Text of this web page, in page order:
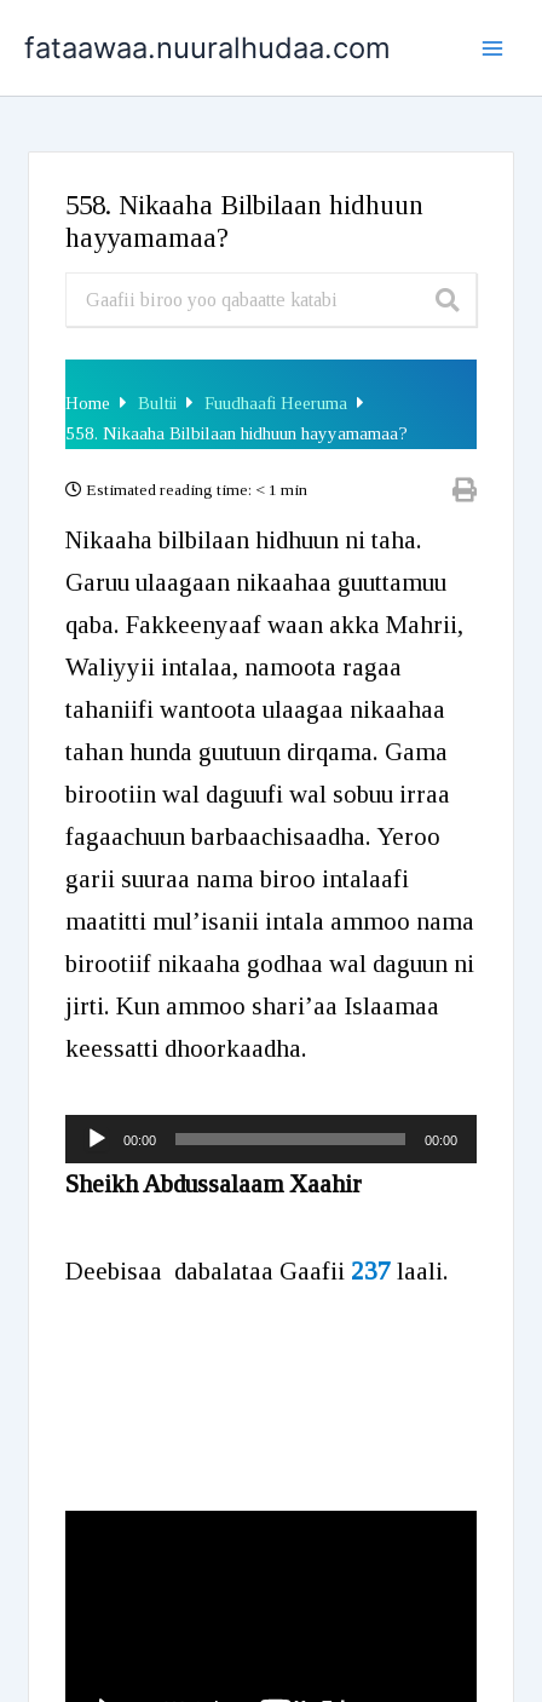
fataawaa.nuuralhudaa.com
558. Nikaaha Bilbilaan hidhuun
hayyamamaa?
Home Bultii
Fuudhaafi Heeruma
558. Nikaaha Bilbilaan hidhuun hayyamamaa?
Estimated reading time: < 1 min
Nikaaha bilbilaan hidhuun ni taha.
Garuu ulaagaan nikaahaa guuttamuu
qaba. Fakkeenyaaf waan akka Mahrii,
Waliyyii intalaa, namoota ragaa
tahaniifi wantoota ulaagaa nikaahaa
tahan hunda guutuun dirqama. Gama
birootiin wal daguufi wal sobuu irraa
fagaachuun barbaachisaadha. Yeroo
garii suuraa nama biroo intalaafi
maatitti mul’isanii intala ammoo nama
birootiif nikaaha godhaa wal daguun ni
jirti. Kun ammoo shari’aa Islaamaa
keessatti dhoorkaadha.
Audio
Player
00:00 00:00
Sheikh Abdussalaam Xaahir
Deebisaa dabalataa Gaafii 237laali.